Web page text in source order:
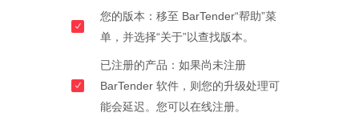
您的版本：移至 BarTender“帮助”菜
单，并选择“关于”以查找版本。
已注册的产品：如果尚未注册
BarTender 软件，则您的升级处理可
能会延迟。您可以在线注册。